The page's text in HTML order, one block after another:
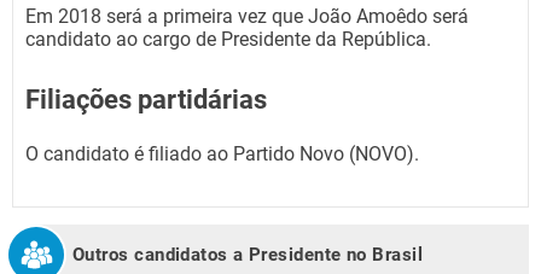
Em 2018 será a primeira vez que João Amoêdo será
candidato ao cargo de Presidente da República.
Filiações partidárias
O candidato é filiado ao Partido Novo (NOVO).
Outros candidatos a Presidente no Brasil